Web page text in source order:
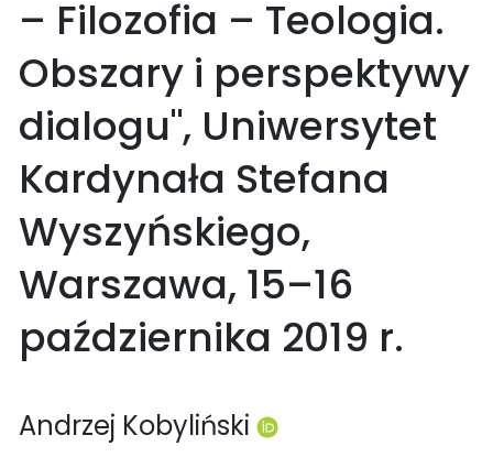
– Filozofia – Teologia.
Obszary i perspektywy
dialogu", Uniwersytet
Kardynała Stefana
Wyszyńskiego,
Warszawa, 15–16
października 2019 r.
Andrzej Kobyliński